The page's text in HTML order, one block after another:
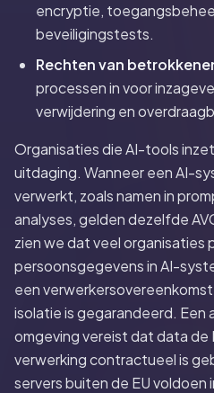
encryptie,
beveiligingstests.
Rechten van
processen in voor
verwijdering en
Organisaties die AI-tools
uitdaging. Wanneer een AI-
verwerkt, zoals namen in
analyses, gelden dezelfde
zien we dat veel organisaties
persoonsgegevens in AI-
een
isolatie is gegarandeerd. Een
omgeving vereist dat data de
verwerking contractueel is
servers buiten de EU